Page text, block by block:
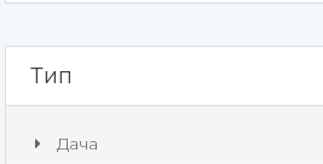
Тип
Дача